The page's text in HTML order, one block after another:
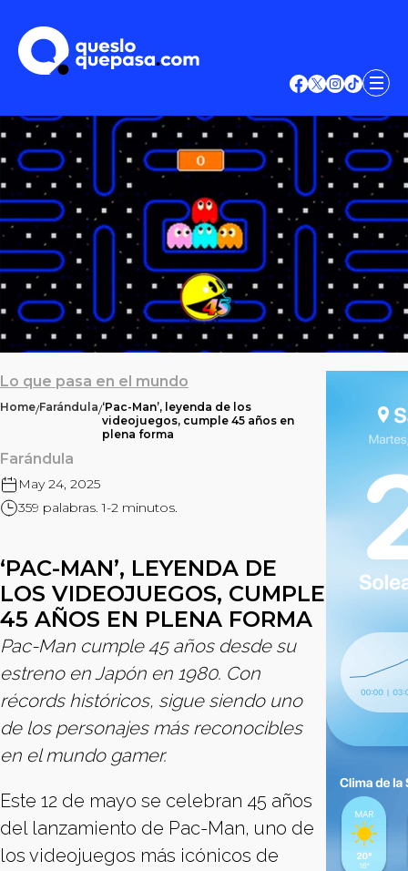
Lo que pasa en el mundo
Home/Farándula/‘Pac-Man’, leyenda de los
videojuegos, cumple 45 años en
plena forma
Farándula
May 24, 2025
359 palabras. 1-2 minutos.
‘PAC-MAN’, LEYENDA DE
LOS VIDEOJUEGOS, CUMPLE
45 AÑOS EN PLENA FORMA
Pac-Man cumple 45 años desde su
estreno en Japón en 1980. Con
récords históricos, sigue siendo uno
de los personajes más reconocibles
en el mundo gamer.
Este 12 de mayo se celebran 45 años
del lanzamiento de Pac-Man, uno de
los videojuegos más icónicos de